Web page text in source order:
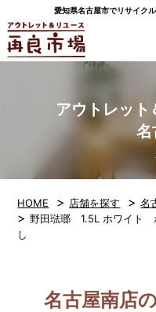
愛知県名古屋市でリサイク
アウトレット
名
HOME > 店舗を探す >名
>野田琺瑯 1.5L ホワイト
し
名古屋南店